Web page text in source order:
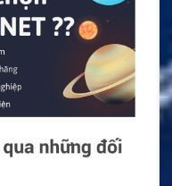
trong các tình
Hotline
để được giải đáp